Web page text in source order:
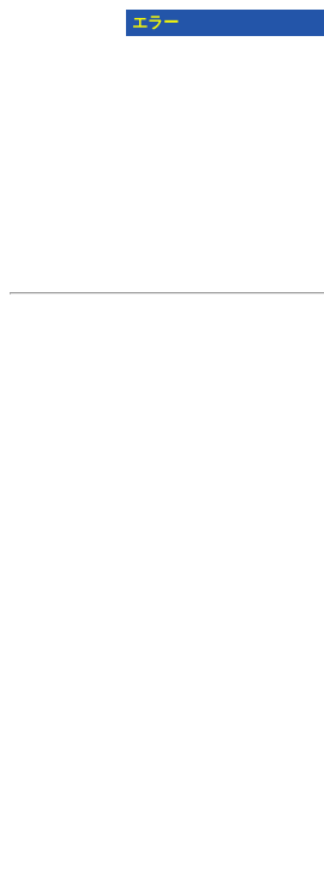
エラー